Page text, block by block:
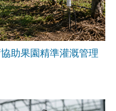
助果園精準灌溉管理